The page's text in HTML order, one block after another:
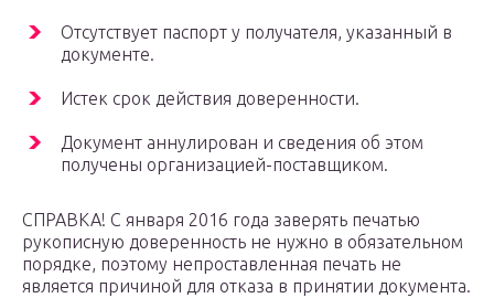
Отсутствует паспорт у получателя, указанный в
документе.
Истек срок действия доверенности.
Документ аннулирован и сведения об этом
получены организацией-поставщиком.
СПРАВКА! С января 2016 года заверять печатью
рукописную доверенность не нужно в обязательном
порядке, поэтому непроставленная печать не
является причиной для отказа в принятии документа.